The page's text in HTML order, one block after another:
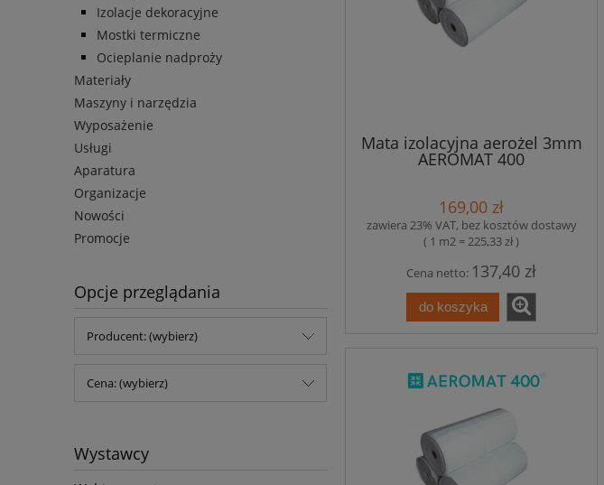
Izolacje dekoracyjne
Mostki termiczne
Ocieplanie nadproży
Materiały
Maszyny i narzędzia
Wyposażenie
Usługi
Aparatura
Organizacje
Nowości
Promocje
Opcje przeglądania
Producent: (wybierz)
Cena: (wybierz)
Wystawcy
Mata izolacyjna aerożel 3mm
AEROMAT 400
169,00 zł
zawiera 23% VAT, bez kosztów dostawy
( 1 m2 = 225,33 zł )
Cena netto: 137,40 zł
do koszyka